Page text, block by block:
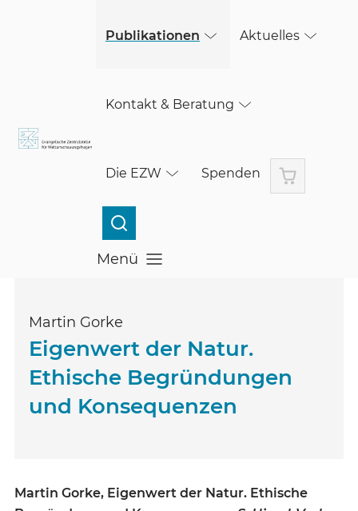
Publikationen Aktuelles
Kontakt & Beratung
Die EZW Spenden Warenkorb
Menü
Menü öffnen
Martin Gorke
Eigenwert der Natur.
Ethische Begründungen
und Konsequenzen
Martin Gorke, Eigenwert der Natur. Ethische